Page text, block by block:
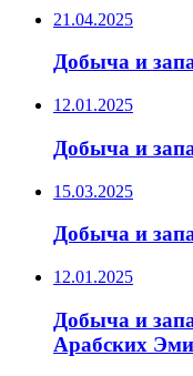
21.04.2025
Добыча и
12.01.2025
Добыча и
15.03.2025
Добыча и
12.01.2025
Добыча и
Арабских